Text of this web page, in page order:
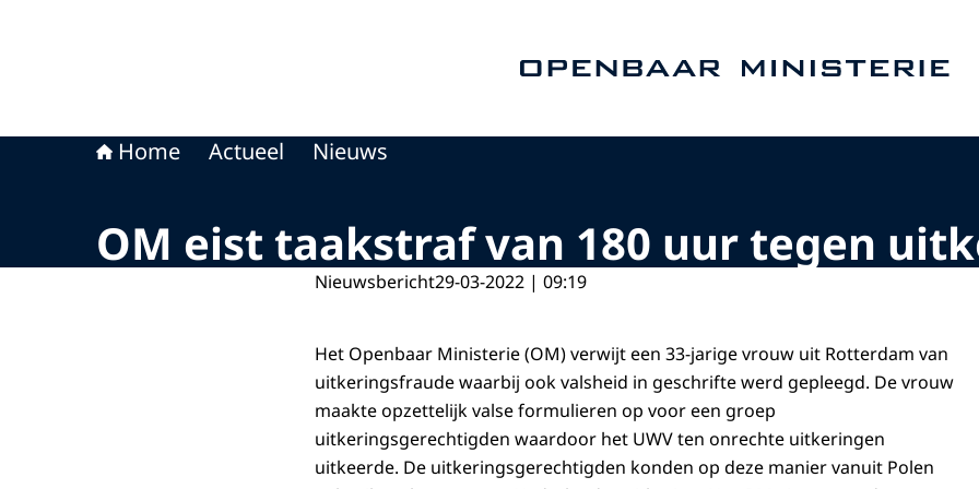
Home Actueel Nieuws
OM eist taakstraf van 180 uur tegen
Nieuwsbericht29-03-2022 | 09:19
Het Openbaar Ministerie (OM) verwijt een 33-jarige vrouw uit Rotterdam van
uitkeringsfraude waarbij ook valsheid in geschrifte werd gepleegd. De vrouw
maakte opzettelijk valse formulieren op voor een groep
uitkeringsgerechtigden waardoor het UWV ten onrechte uitkeringen
uitkeerde. De uitkeringsgerechtigden konden op deze manier vanuit Polen